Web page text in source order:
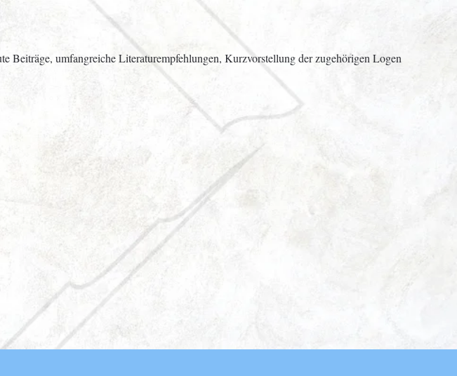
Beiträge, umfangreiche Literaturempfehlungen, Kurzvorstellung der zugehörigen Logen